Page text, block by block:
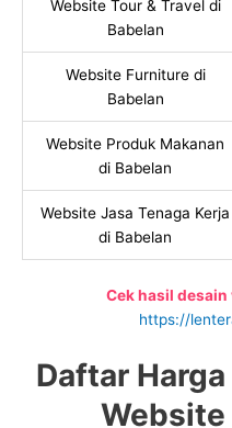
Website Tour & Travel di
Babelan
Website Furniture di
Babelan
Website Produk Makanan
di Babelan
Website Jasa Tenaga Kerja
di Babelan
Cek hasil
https://
Daftar
Website